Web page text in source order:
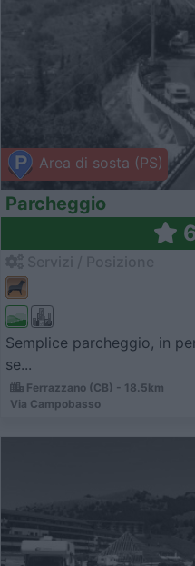
Area di sosta (PS)
Parcheggio
Semplice parcheggio, in
se...
Ferrazzano (CB) - 18.5km
Via Campobasso